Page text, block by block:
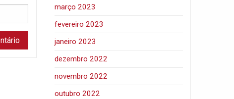
março 2023
fevereiro 2023
janeiro 2023
dezembro 2022
novembro 2022
outubro 2022